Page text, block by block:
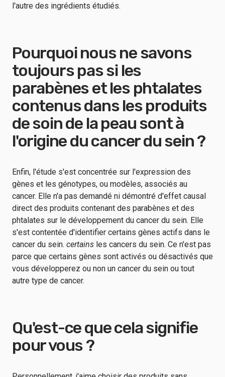
l'autre des ingrédients étudiés.
Pourquoi nous ne savons
toujours pas si les
parabènes et les phtalates
contenus dans les produits
de soin de la peau sont à
l'origine du cancer du sein ?
Enfin, l'étude s'est concentrée sur l'expression des
gènes et les génotypes, ou modèles, associés au
cancer. Elle n'a pas demandé ni démontré d'effet causal
direct des produits contenant des parabènes et des
phtalates sur le développement du cancer du sein. Elle
s'est contentée d'identifier certains gènes actifs dans le
cancer du sein. certains les cancers du sein. Ce n'est pas
parce que certains gènes sont activés ou désactivés que
vous développerez ou non un cancer du sein ou tout
autre type de cancer.
Qu'est-ce que cela signifie
pour vous ?